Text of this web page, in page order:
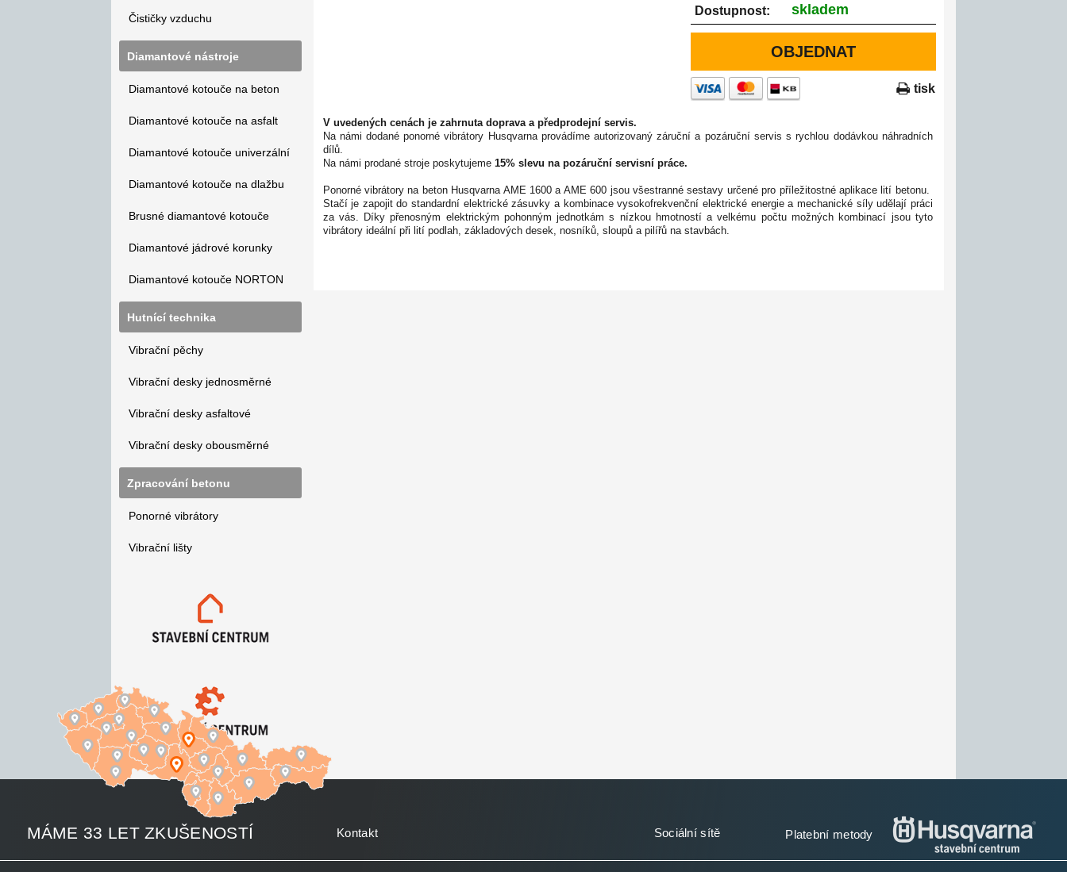
Čističky vzduchu
Diamantové nástroje
Diamantové kotouče na beton
Diamantové kotouče na asfalt
Diamantové kotouče univerzální
Diamantové kotouče na dlažbu
Brusné diamantové kotouče
Diamantové jádrové korunky
Diamantové kotouče NORTON
Hutnící technika
Vibrační pěchy
Vibrační desky jednosměrné
Vibrační desky asfaltové
Vibrační desky obousměrné
Zpracování betonu
Ponorné vibrátory
Vibrační lišty
Dostupnost: skladem
OBJEDNAT
tisk
V uvedených cenách je zahrnuta doprava a předprodejní servis.
Na námi dodané ponorné vibrátory Husqvarna provádíme autorizovaný záruční a pozáruční servis s rychlou dodávkou náhradních
dílů.
Na námi prodané stroje poskytujeme 15% slevu na pozáruční servisní práce.
Ponorné vibrátory na beton Husqvarna AME 1600 a AME 600 jsou všestranné sestavy určené pro příležitostné aplikace lití betonu.
Stačí je zapojit do standardní elektrické zásuvky a kombinace vysokofrekvenční elektrické energie a mechanické síly udělají práci
za vás. Díky přenosným elektrickým pohonným jednotkám s nízkou hmotností a velkému počtu možných kombinací jsou tyto
vibrátory ideální při lití podlah, základových desek, nosníků, sloupů a pilířů na stavbách.
MÁME 33 LET ZKUŠENOSTÍ Kontakt Sociální sítě Platební metody